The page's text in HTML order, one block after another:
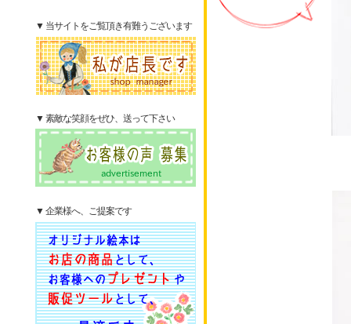
▼ 当サイトをご覧頂き有難うございます
▼ 素敵な笑顔をぜひ、送って下さい
▼ 企業様へ、ご提案です